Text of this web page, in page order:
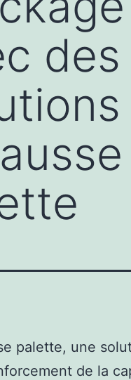
des
palette, une
de la